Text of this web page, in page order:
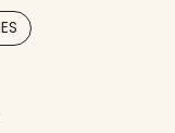
sociologie,
et de la